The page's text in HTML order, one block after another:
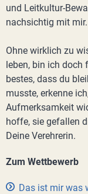
und Leitkultur-
nachsichtig mit mir.
Ohne wirklich zu
leben, bin ich doch
bestes, dass du
musste, erkenne
Aufmerksamkeit
hoffe, sie gefallen
Deine Verehrerin.
Zum Wettbewerb
Das ist mir was